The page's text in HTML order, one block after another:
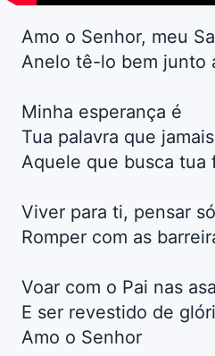
Amo o Senhor, meu
Anelo tê-lo bem junto
Minha esperança é
Tua palavra que
Aquele que busca tua
Viver para ti, pensar
Romper com as
Voar com o Pai nas
E ser revestido de
Amo o Senhor